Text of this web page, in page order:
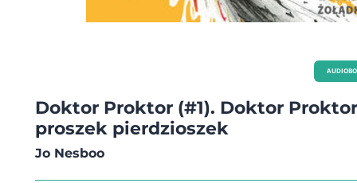
Doktor Proktor (#1). Doktor
proszek pierdzioszek
Jo Nesboo